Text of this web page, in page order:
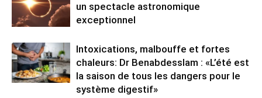
un spectacle astronomique
exceptionnel
Intoxications, malbouffe et fortes
chaleurs: Dr Benabdesslam : «L’été est
la saison de tous les dangers pour le
système digestif»